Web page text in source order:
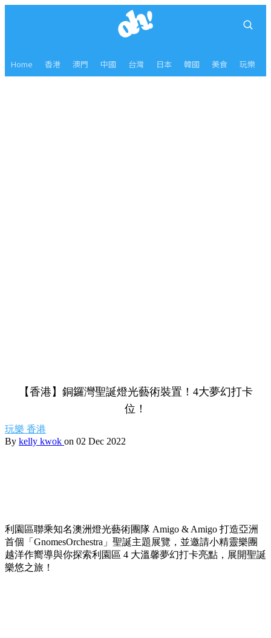
Home 香港 澳門 中國 台灣 日本 韓國 美食 玩樂
【香港】銅鑼灣聖誕燈光藝術裝置！4大夢幻打卡
位！
玩樂 香港
By kelly kwok on 02 Dec 2022
利園區聯乘知名澳洲燈光藝術團隊 Amigo & Amigo 打造亞洲
首個「GnomesOrchestra」聖誕主題展覽，並邀請小精靈樂團
越洋作嚮導與你探索利園區 4 大溫馨夢幻打卡亮點，展開聖誕
樂悠之旅！